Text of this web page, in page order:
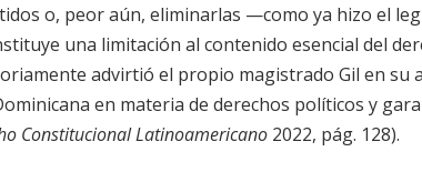
o, peor aún, eliminarlas —como ya hizo el
una limitación al contenido esencial del
advirtió el propio magistrado Gil en su
en materia de derechos políticos y
Constitucional Latinoamericano 2022, pág. 128).